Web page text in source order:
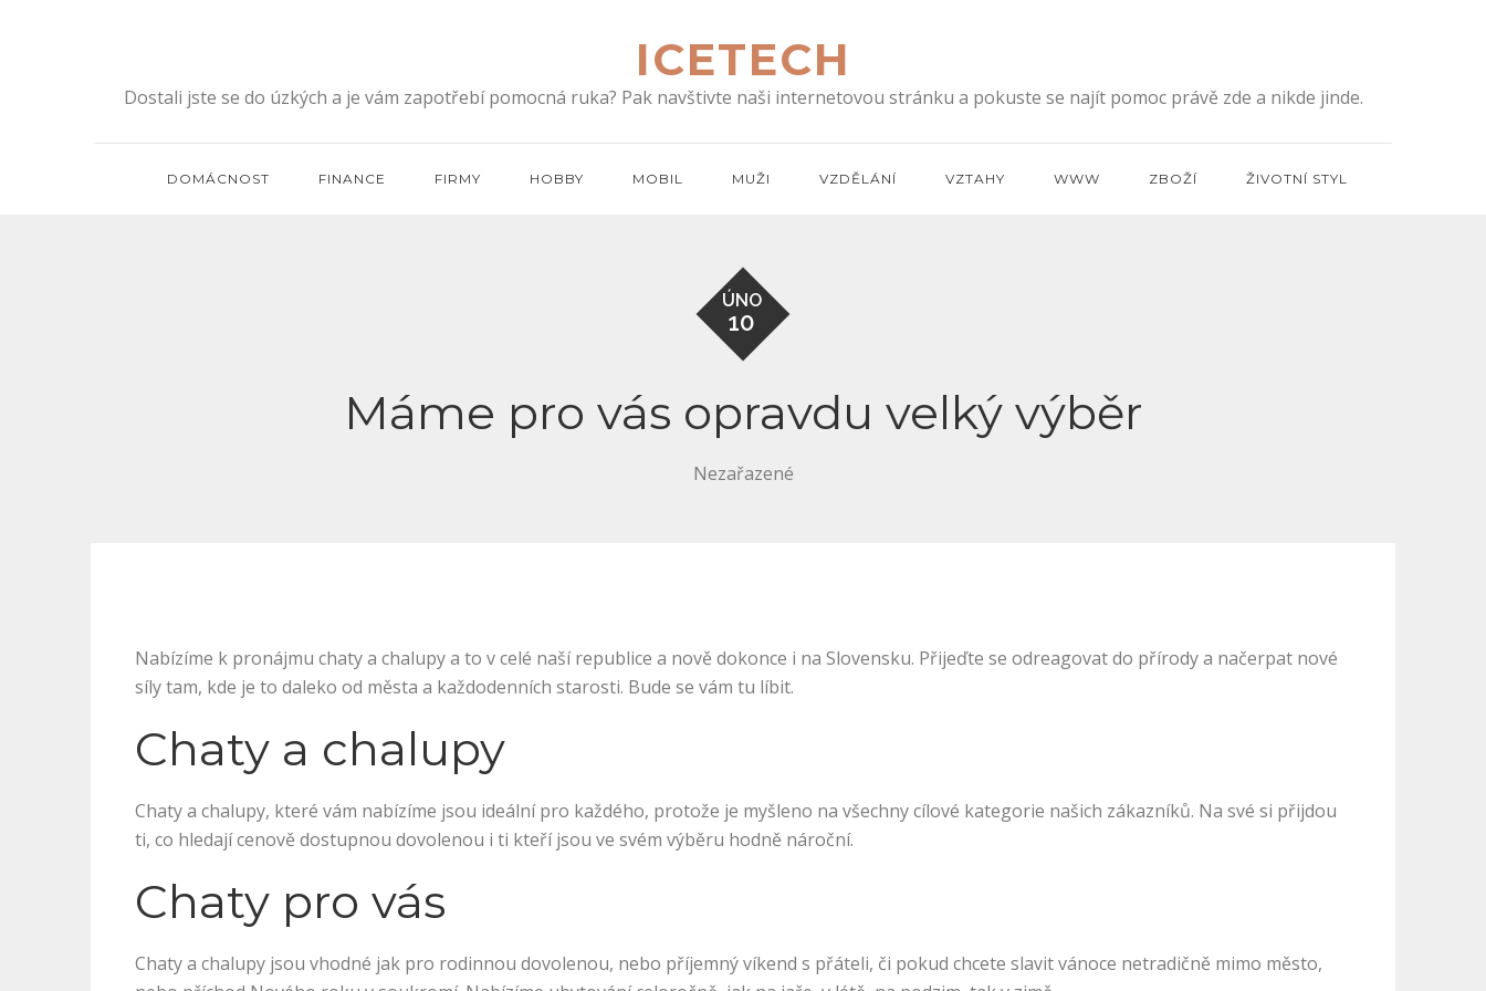
ICETECH
Dostali jste se do úzkých a je vám zapotřebí pomocná ruka? Pak navštivte naši internetovou stránku a pokuste se najít pomoc právě zde a nikde jinde.
DOMÁCNOST FINANCE FIRMY HOBBY MOBIL MUŽI VZDĚLÁNÍ VZTAHY WWW ZBOŽÍ ŽIVOTNÍ STYL
ÚNO
10
Máme pro vás opravdu velký výběr
Nezařazené
Nabízíme k pronájmu chaty a chalupya to v celé naší republice a nově dokonce i na Slovensku. Přijeďte se odreagovat do přírody a načerpat nové
síly tam, kde je to daleko od města a každodenních starosti. Bude se vám tu líbit.
Chaty a chalupy
Chaty a chalupy, které vám nabízíme jsou ideální pro každého, protože je myšleno na všechny cílové kategorie našich zákazníků. Na své si přijdou
ti, co hledají cenově dostupnou dovolenou i ti kteří jsou ve svém výběru hodně nároční.
Chaty pro vás
Chaty a chalupy jsou vhodné jak pro rodinnou dovolenou, nebo příjemný víkend s přáteli, či pokud chcete slavit vánoce netradičně mimo město,